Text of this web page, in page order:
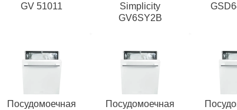
GV 51011
Simplicity
GV6SY2B
Посудомоечная
Посудомоечная